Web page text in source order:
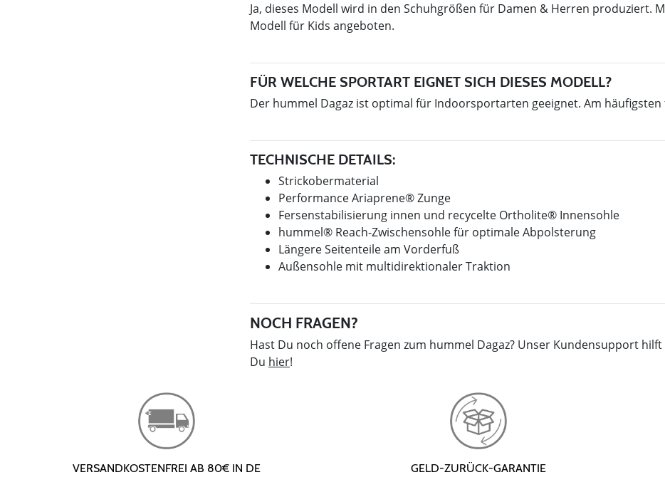
Ja, dieses Modell wird in den Schuhgrößen für Damen & Herren produziert.
Modell für Kids angeboten.
FÜR WELCHE SPORTART EIGNET SICH DIESES MODELL?
Der hummel Dagaz ist optimal für Indoorsportarten geeignet. Am
TECHNISCHE DETAILS:
Strickobermaterial
Performance Ariaprene® Zunge
Fersenstabilisierung innen und recycelte Ortholite® Innensohle
hummel® Reach-Zwischensohle für optimale Abpolsterung
Längere Seitenteile am Vorderfuß
Außensohle mit multidirektionaler Traktion
NOCH FRAGEN?
Hast Du noch offene Fragen zum hummel Dagaz? Unser Kundensupport
Du hier!
VERSANDKOSTENFREI AB 80€ IN DE GELD-ZURÜCK-GARANTIE